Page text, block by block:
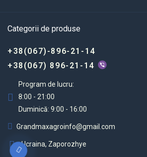
Categorii de produse
+38(067)-896-21-14
+38(067) 896-21-14
Program de lucru:
8:00 - 21:00
Duminică: 9:00 - 16:00
Grandmaxagroinfo@gmail.com
Ucraina, Zaporozhye